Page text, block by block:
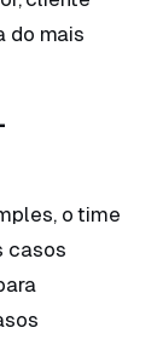
do mais
o time
casos